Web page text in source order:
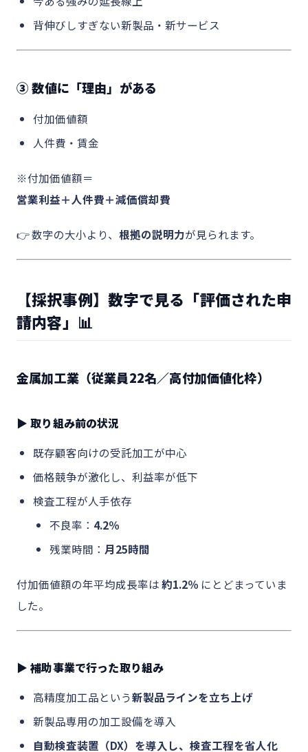
背伸びしすぎない新製品・新サービス
③ 数値に「理由」がある
付加価値額
人件費・賃金
※付加価値額＝
営業利益＋人件費＋減価償却費
👉 数字の大小より、 根拠の説明力が見られます。
【採択事例】数字で見る「評価された申
請内容」📊
金属加工業（従業員22名／高付加価値化枠）
▶ 取り組み前の状況
既存顧客向けの受託加工が中心
価格競争が激化し、利益率が低下
検査工程が人手依存
不良率： 4.2％
残業時間： 月25時間
付加価値額の年平均成長率は約1.2％ にとどまっていま
した。
▶ 補助事業で行った取り組み
高精度加工品という新製品ラインを立ち上げ
新製品専用の加工設備を導入
自動検査装置（DX）を導入し、検査工程を省人化